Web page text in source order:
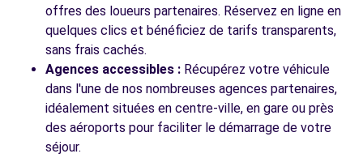
offres des loueurs partenaires. Réservez en ligne en
quelques clics et bénéficiez de tarifs transparents,
sans frais cachés.
Agences accessibles : Récupérez votre véhicule
dans l'une de nos nombreuses agences partenaires,
idéalement situées en centre-ville, en gare ou près
des aéroports pour faciliter le démarrage de votre
séjour.